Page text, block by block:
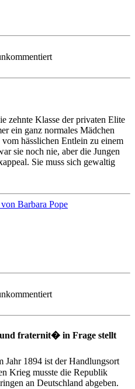
zehnte Klasse der privaten Elite
ein ganz normales Mädchen
hässlichen Entlein zu einem
sie noch nie, aber die Jungen
Sie muss sich gewaltig
fraternit� in Frage stellt
1894 ist der Handlungsort
Krieg musste die Republik
an Deutschland abgeben.